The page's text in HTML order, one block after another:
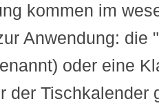
kommen im
Anwendung: die
oder eine
der Tischkalender